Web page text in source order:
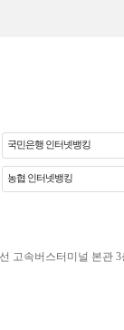
국민은행 인터넷뱅킹
농협 인터넷뱅킹
고속버스터미널 본관 3